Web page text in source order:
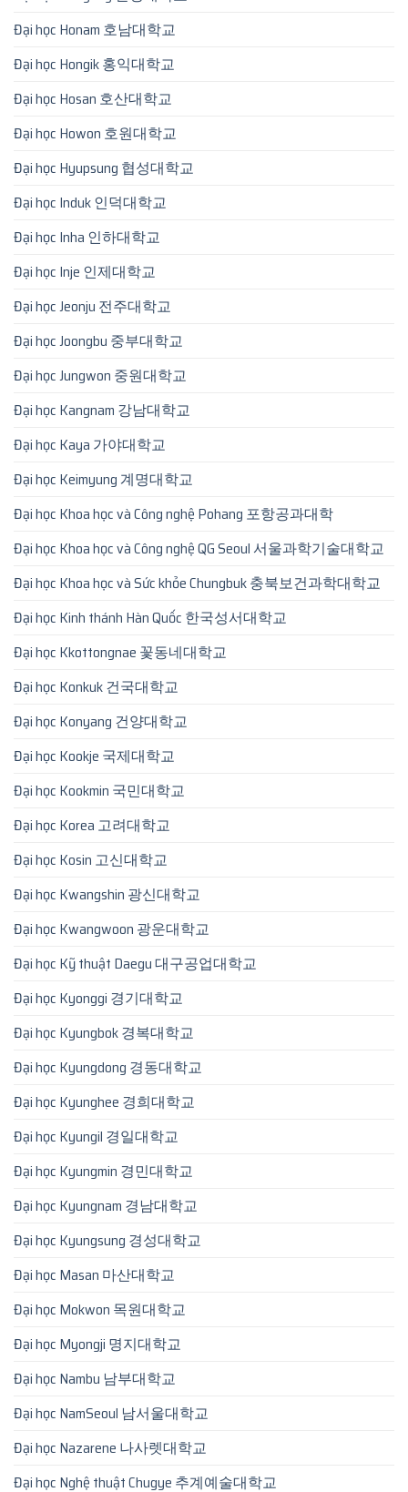
Đại học Honam 호남대학교
Đại học Hongik 홍익대학교
Đại học Hosan 호산대학교
Đại học Howon 호원대학교
Đại học Hyupsung 협성대학교
Đại học Induk 인덕대학교
Đại học Inha 인하대학교
Đại học Inje 인제대학교
Đại học Jeonju 전주대학교
Đại học Joongbu 중부대학교
Đại học Jungwon 중원대학교
Đại học Kangnam 강남대학교
Đại học Kaya 가야대학교
Đại học Keimyung 계명대학교
Đại học Khoa học và Công nghệ Pohang 포항공과대학
Đại học Khoa học và Công nghệ QG Seoul 서울과학기술대학교
Đại học Khoa học và Sức khỏe Chungbuk 충북보건과학대학교
Đại học Kinh thánh Hàn Quốc 한국성서대학교
Đại học Kkottongnae 꽃동네대학교
Đại học Konkuk 건국대학교
Đại học Konyang 건양대학교
Đại học Kookje 국제대학교
Đại học Kookmin 국민대학교
Đại học Korea 고려대학교
Đại học Kosin 고신대학교
Đại học Kwangshin 광신대학교
Đại học Kwangwoon 광운대학교
Đại học Kỹ thuật Daegu 대구공업대학교
Đại học Kyonggi 경기대학교
Đại học Kyungbok 경복대학교
Đại học Kyungdong 경동대학교
Đại học Kyunghee 경희대학교
Đại học Kyungil 경일대학교
Đại học Kyungmin 경민대학교
Đại học Kyungnam 경남대학교
Đại học Kyungsung 경성대학교
Đại học Masan 마산대학교
Đại học Mokwon 목원대학교
Đại học Myongji 명지대학교
Đại học Nambu 남부대학교
Đại học NamSeoul 남서울대학교
Đại học Nazarene 나사렛대학교
Đại học Nghệ thuật Chugye 추계예술대학교